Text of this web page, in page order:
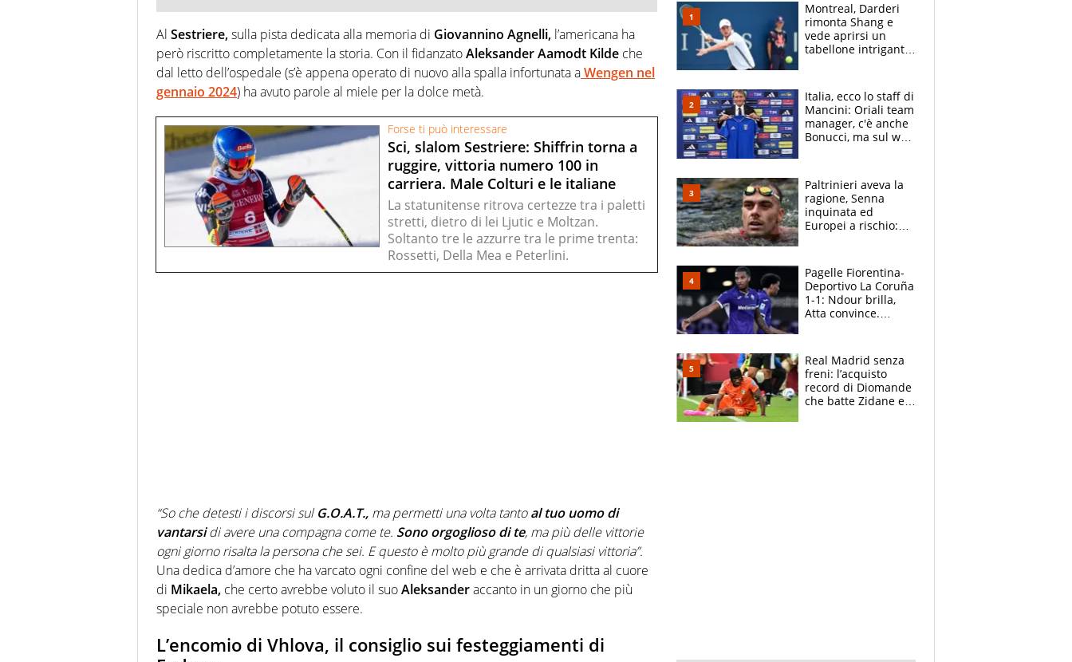
Al Sestriere,sulla pista dedicata alla memoria di Giovannino Agnelli, l’americana ha
però riscritto completamente la storia. Con il fidanzatoAleksander Aamodt Kilde che
dal letto dell’ospedale (s’è appena operato di nuovo alla spalla infortunata aWengen nel
gennaio 2024) ha avuto parole al miele per la dolce metà.
Forse ti può interessare
Sci, slalom Sestriere: Shiffrin torna a
ruggire, vittoria numero 100 in
carriera. Male Colturi e le italiane
La statunitense ritrova certezze tra i paletti
stretti, dietro di lei Ljutic e Moltzan.
Soltanto tre le azzurre tra le prime trenta:
Rossetti, Della Mea e Peterlini.
“So che detesti i discorsi sul G.O.A.T., ma permetti una volta tantoal tuo uomo di
vantarsidi avere una compagna come te. Sono orgoglioso di te, ma più delle vittorie
ogni giorno risalta la persona che sei. E questo è molto più grande di qualsiasi vittoria”.
Una dedica d’amore che ha varcato ogni confine del web e che è arrivata dritta al cuore
di Mikaela, che certo avrebbe voluto il suoAleksanderaccanto in un giorno che più
speciale non avrebbe potuto essere.
L’encomio di Vhlova, il consiglio sui festeggiamenti di
Montreal, Darderi
rimonta Shang e
vede aprirsi un
tabellone intrigante:
felice del mio livello"
Italia, ecco lo staff di
Mancini: Oriali team
manager, c'è anche
Bonucci, ma sul web
Paltrinieri aveva la
ragione, Senna
inquinata ed
Europei a rischio:
adesso
Pagelle Fiorentina-
Deportivo La Coruña
1-1: Ndour brilla,
Atta convince.
Real Madrid senza
freni: l’acquisto
record di Diomande
che batte Zidane e